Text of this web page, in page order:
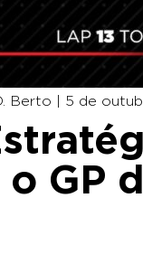
Berto | 5 de
o GP